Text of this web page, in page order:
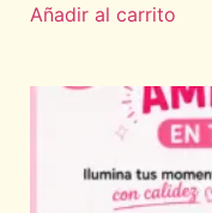
Añadir al carrito